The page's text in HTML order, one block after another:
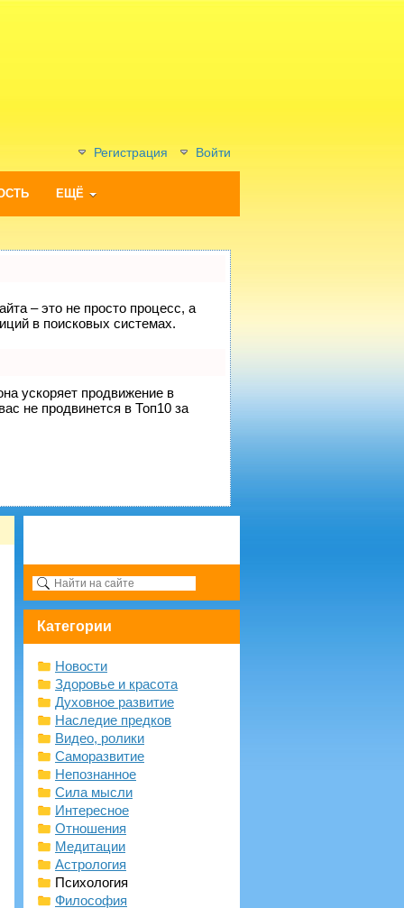
Регистрация Войти
ЕЩЁ
– это не просто процесс, а
в поисковых системах.
ускоряет продвижение в
не продвинется в Топ10 за
Категории
Новости
Здоровье и красота
Духовное развитие
Наследие предков
Видео, ролики
Саморазвитие
Непознанное
Сила мысли
Интересное
Отношения
Медитации
Астрология
Психология
Философия